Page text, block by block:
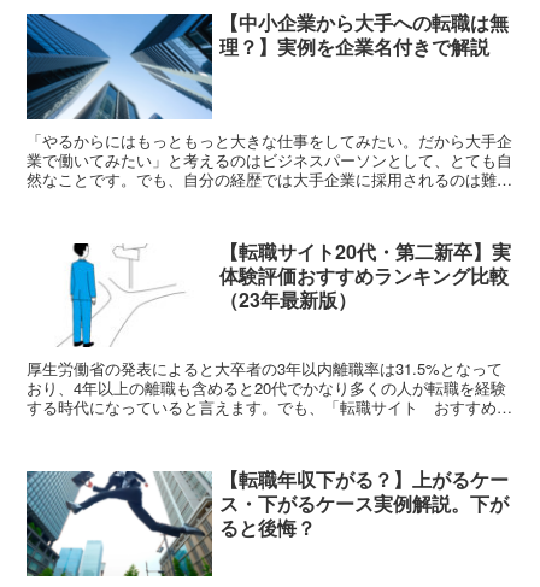
【中小企業から大手への転職は無
理？】実例を企業名付きで解説
「やるからにはもっともっと大きな仕事をしてみたい。だから大手企
業で働いてみたい」と考えるのはビジネスパーソンとして、とても自
然なことです。でも、自分の経歴では大手企業に採用されるのは難し
【転職サイト20代・第二新卒】実
体験評価おすすめランキング比較
（23年最新版）
厚生労働省の発表によると大卒者の3年以内離職率は31.5%となって
おり、4年以上の離職も含めると20代でかなり多くの人が転職を経験
する時代になっていると言えます。でも、「転職サイト おすすめ」
【転職年収下がる？】上がるケー
ス・下がるケース実例解説。下が
ると後悔？